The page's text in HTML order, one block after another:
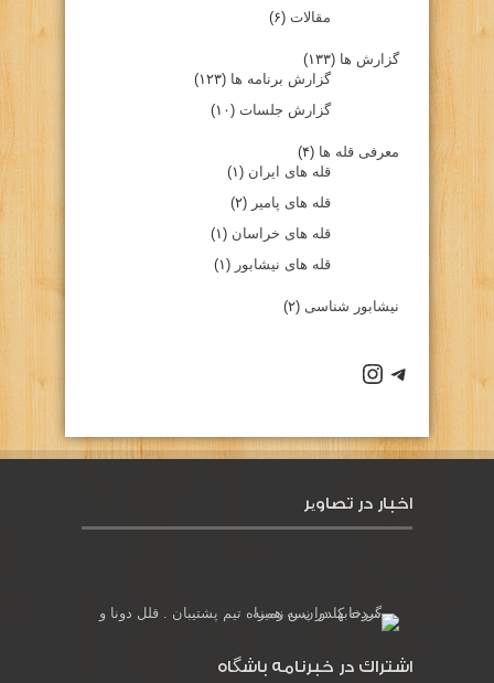
مقالات (۶)
گزارش ها (۱۳۳)
گزارش برنامه ها (۱۲۳)
گزارش جلسات (۱۰)
معرفی قله ها (۴)
قله های ایران (۱)
قله های پامیر (۲)
قله های خراسان (۱)
قله های نیشابور (۱)
نیشابور شناسی (۲)
كانال تلگرام باشگاه
صفحه اينستاگرام باشگاه
اخبار در تصاویر
اشتراك در خبرنامه باشگاه